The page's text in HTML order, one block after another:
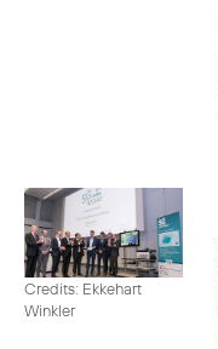
Credits: Ekkehart
Winkler